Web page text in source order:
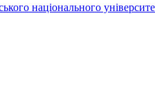
національного